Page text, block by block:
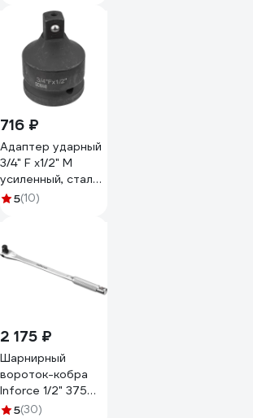
716 ₽
Адаптер ударный
3/4" F х1/2" M
усиленный, сталь
SCM440 Forsage
F-
80964MPB44(28175)
5(10)
2 175 ₽
Шарнирный
вороток-кобра
Inforce 1/2" 375
мм, материал CrV,
5(30)